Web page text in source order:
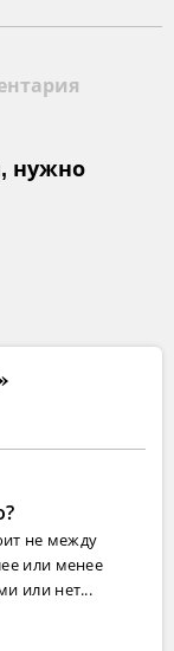
нужно
не между
или менее
или нет...